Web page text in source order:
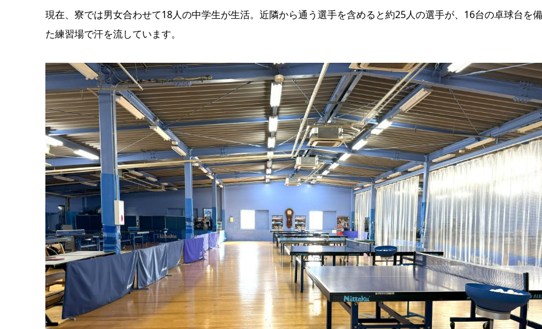
現在、寮では男女合わせて18人の中学生が生活。近隣から通う選手を含めると約25人の選手が、16台の卓球台を
た練習場で汗を流しています。